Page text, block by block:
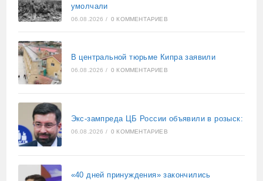
умолчали
06.08.2026 / 0 КОММЕНТАРИЕВ
В центральной тюрьме Кипра заявили
06.08.2026 / 0 КОММЕНТАРИЕВ
Экс-зампреда ЦБ России объявили в розыск:
06.08.2026 / 0 КОММЕНТАРИЕВ
«40 дней принуждения» закончились